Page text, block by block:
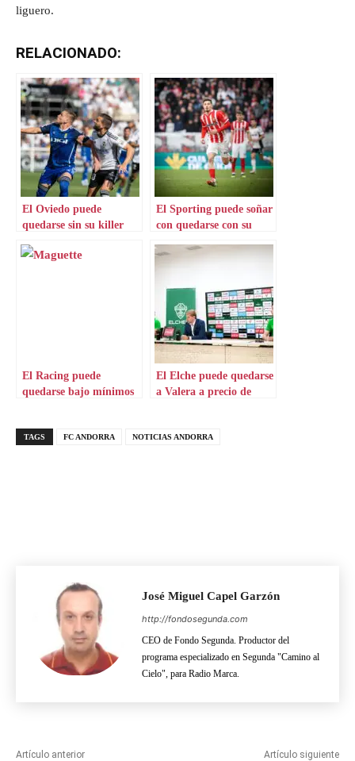
liguero.
RELACIONADO:
El Oviedo puede
quedarse sin su killer
El Sporting puede soñar
con quedarse con su
El Racing puede
quedarse bajo mínimos
El Elche puede quedarse
a Valera a precio de
TAGS FC ANDORRA NOTICIAS ANDORRA
José Miguel Capel Garzón
http://fondosegunda.com
CEO de Fondo Segunda. Productor del
programa especializado en Segunda "Camino al
Cielo", para Radio Marca.
Artículo anterior
Artículo siguiente